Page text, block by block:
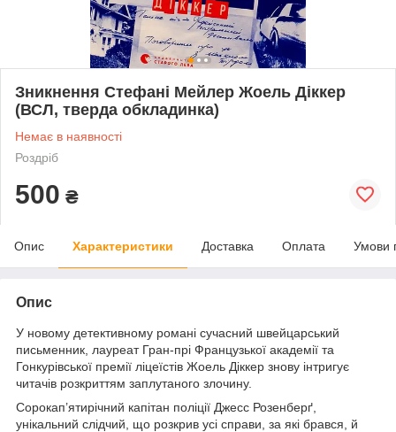
Зникнення Стефані Мейлер Жоель Діккер
(ВСЛ, тверда обкладинка)
Немає в наявності
Роздріб
500 ₴
Опис Характеристики Доставка Оплата Умови
Опис
У новому детективному романі сучасний швейцарський
письменник, лауреат Гран-прі Французької академії та
Гонкурівської премії ліцеїстів Жоель Діккер знову інтригує
читачів розкриттям заплутаного злочину.
Сорокап’ятирічний капітан поліції Джесс Розенберґ,
унікальний слідчий, що розкрив усі справи, за які брався, й